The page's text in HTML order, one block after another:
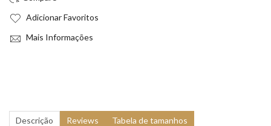
Adicionar Favoritos
Mais Informações
Descrição Reviews Tabela de tamanhos